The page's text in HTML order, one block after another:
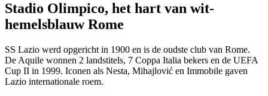
Stadio Olimpico, het hart van wit-
hemelsblauw Rome
SS Lazio werd opgericht in 1900 en is de oudste club van Rome.
De Aquile wonnen 2 landstitels, 7 Coppa Italia bekers en de UEFA
Cup II in 1999. Iconen als Nesta, Mihajlović en Immobile gaven
Lazio internationale roem.